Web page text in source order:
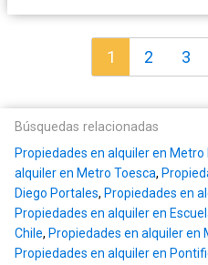
1 2 3
Búsquedas relacionadas
Propiedades en alquiler en Metro
alquiler en Metro Toesca,
Diego Portales, Propiedades en
Propiedades en alquiler en
Chile, Propiedades en alquiler en
Propiedades en alquiler en